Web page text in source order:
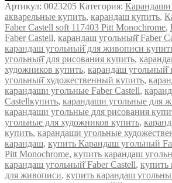
Артикул: 0023205 Категория: Карандаши
акварельные купить, карандаш купить,
Faber Castell soft 117403 Pitt Monochrome,
Faber Castell, карандаш угольный̆ Faber
карандаш угольный̆ для живописи
угольный̆ для рисования купить,
художников купить, карандаш угольный̆
угольный̆ художественный купить,
карандаши угольные Faber Castell,
Castellкупить, карандаши угольные для
карандаши угольные для рисования
угольные для художников купить,
купить, карандаши угольные
карандаш, купить Карандаш угольный
Pitt Monochrome, купить карандаш
карандаш угольный̆ Faber Castell, купить
для живописи, купить карандаш